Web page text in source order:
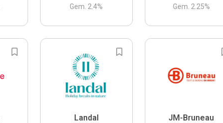
Gem. 2.4% Gem. 2.25%
Landal JM-Bruneau